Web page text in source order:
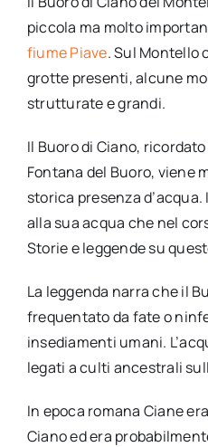
piccola ma molto
fiume Piave. Sul Montello
grotte presenti, alcune
strutturate e grandi.
Il Buoro di Ciano,
Fontana del Buoro, viene
storica presenza
alla sua acqua che nel
Storie e leggende su
La leggenda narra che il
frequentato da fate o
insediamenti umani.
legati a culti ancestrali
In epoca romana Ciane
Ciano ed era